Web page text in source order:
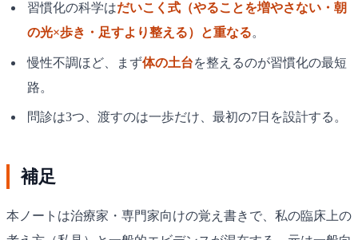
習慣化の科学はだいこく式（やることを増やさない・朝
の光×歩き・足すより整える）と重なる。
慢性不調ほど、まず体の土台を整えるのが習慣化の最短
路。
問診は3つ、渡すのは一歩だけ、最初の7日を設計する。
補足
本ノートは治療家・専門家向けの覚え書きで、私の臨床上の